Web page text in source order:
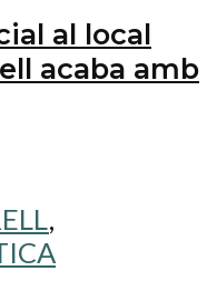
al local
acaba amb
,